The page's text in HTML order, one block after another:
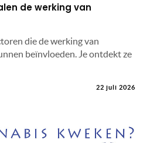
de werking van
die de werking van
beïnvloeden. Je ontdekt ze
22 juli 2026